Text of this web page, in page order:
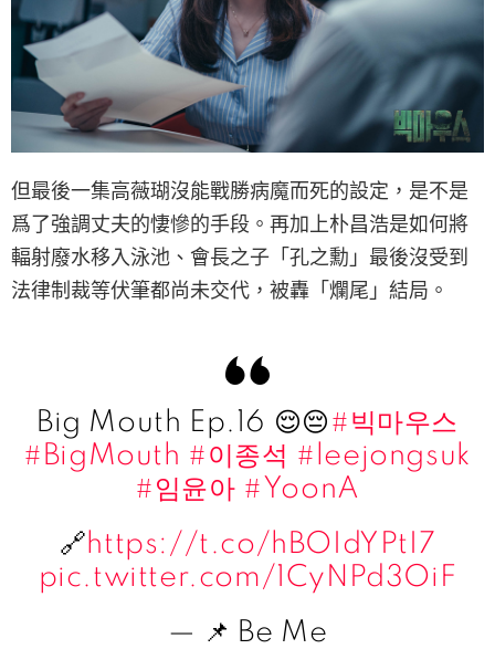
但最後一集高薇瑚沒能戰勝病魔而死的設定，是不是
爲了強調丈夫的悽慘的手段。再加上朴昌浩是如何將
輻射廢水移入泳池、會長之子「孔之勳」最後沒受到
法律制裁等伏筆都尚未交代，被轟「爛尾」結局。
Big Mouth Ep.16 😌😔#빅마우스
#BigMouth #이종석 #leejongsuk
#임윤아 #YoonA
🔗https://t.co/hBOIdYPtI7
pic.twitter.com/1CyNPd3OiF
— 📌 Be Me